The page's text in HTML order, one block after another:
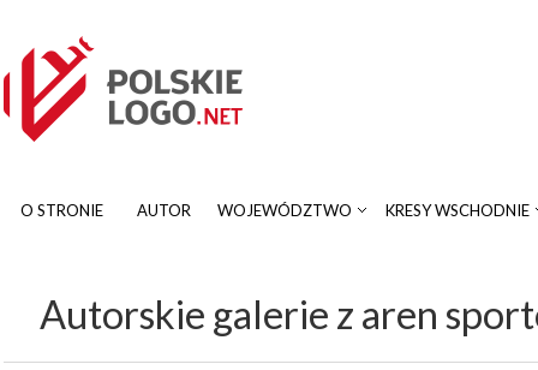
O STRONIE AUTOR WOJEWÓDZTWO KRESY WSCHODNIE
Autorskie galerie z aren